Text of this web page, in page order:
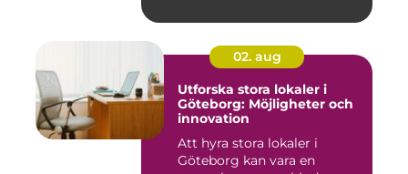
02. aug
Utforska stora lokaler i
Göteborg: Möjligheter och
innovation
Att hyra stora lokaler i
Göteborg kan vara en